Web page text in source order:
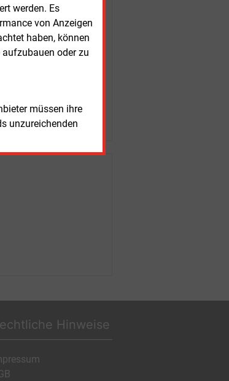
werden. Es
von Anzeigen
haben, können
oder zu
müssen ihre
unzureichenden
Hinweise